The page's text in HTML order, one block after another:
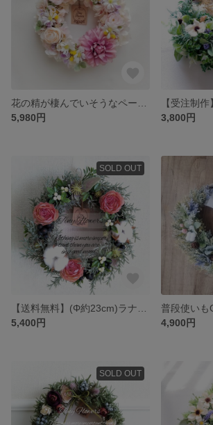
5,980円
3,800円
SOLD OUT
5,400円
4,900円
SOLD OUT